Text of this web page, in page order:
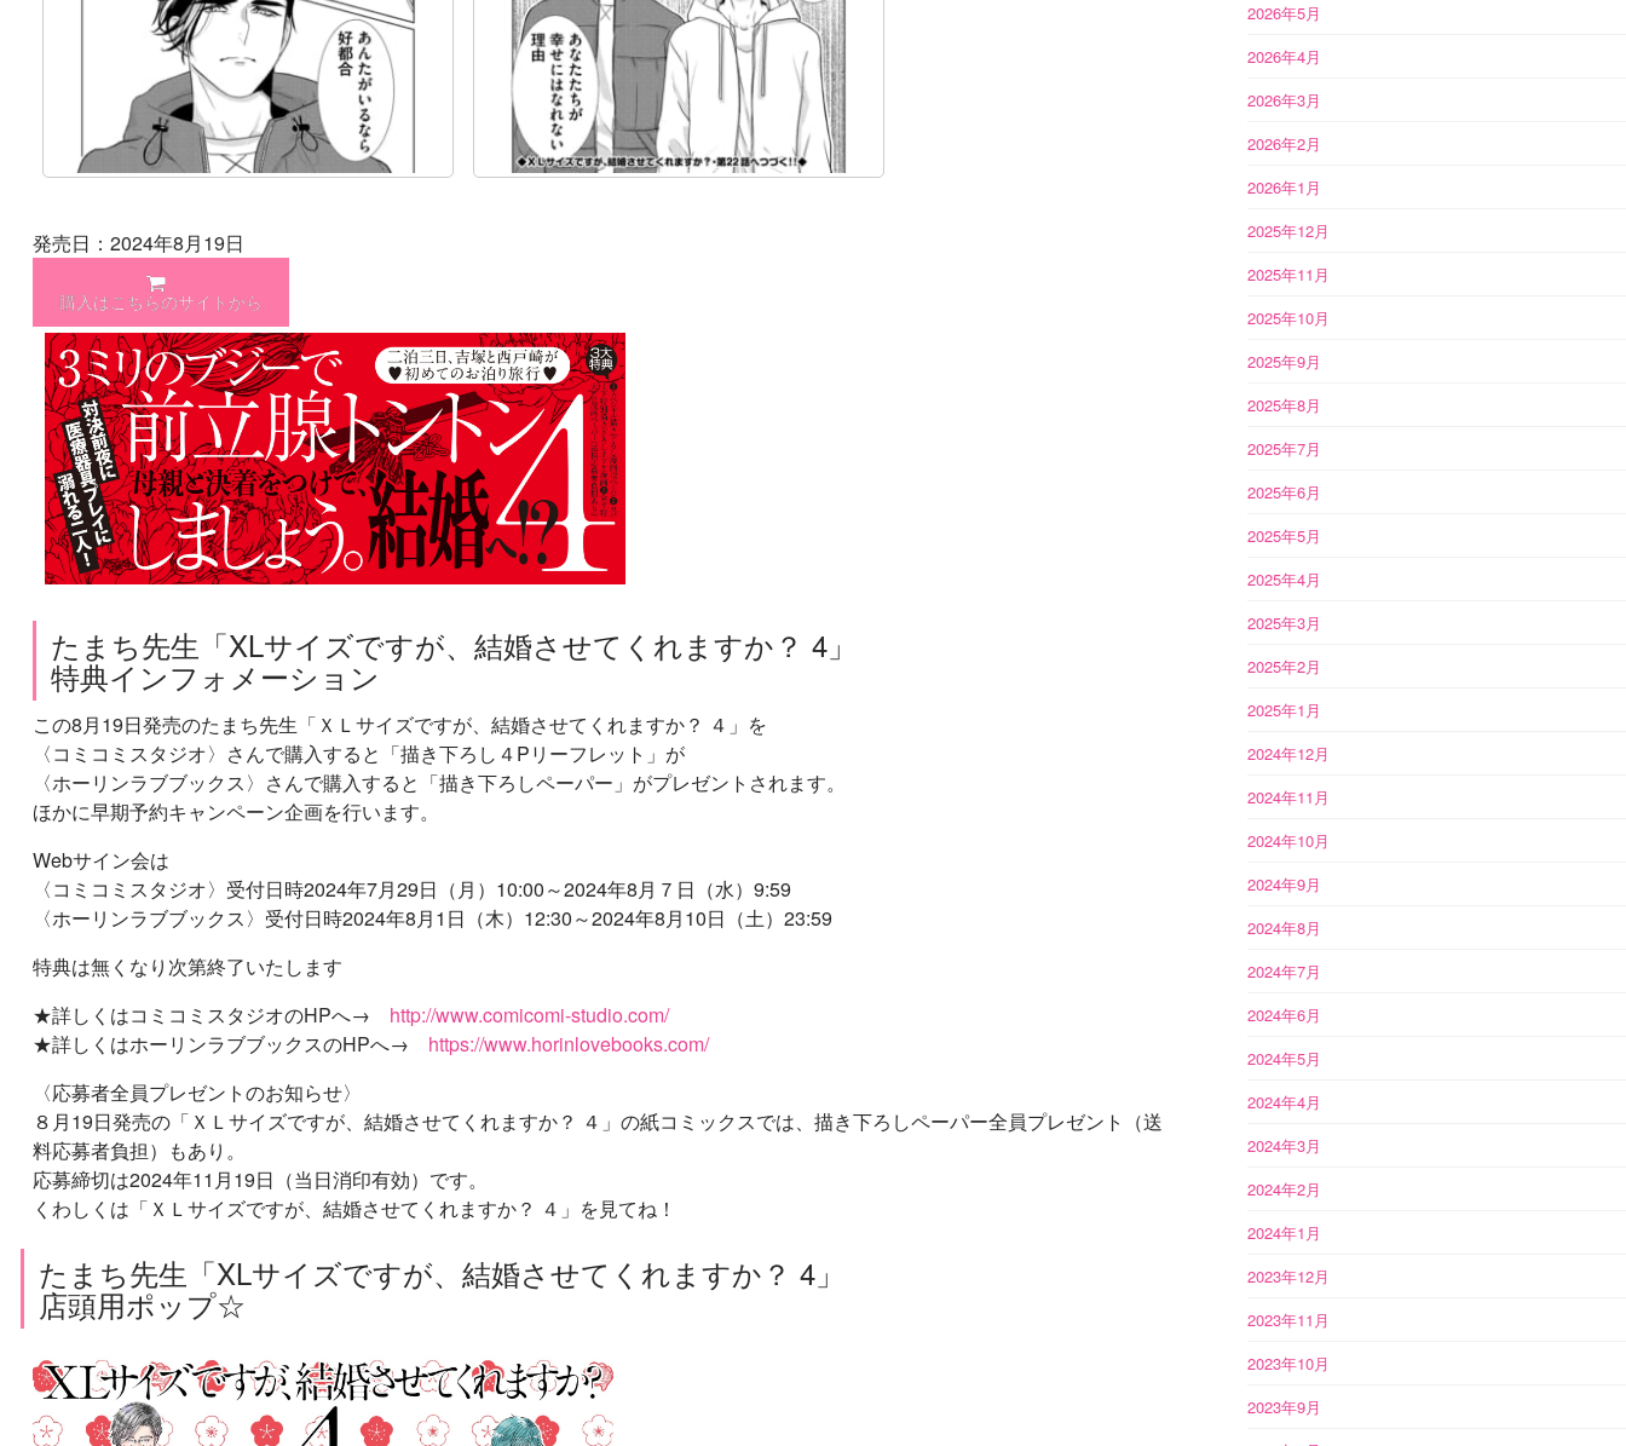
発売日：2024年8月19日
購入はこちらのサイトから
たまち先生「XLサイズですが、結婚させてくれますか？ 4」
特典インフォメーション
この8月19日発売のたまち先生「ＸＬサイズですが、結婚させてくれますか？ ４」を
〈コミコミスタジオ〉さんで購入すると「描き下ろし４Pリーフレット」が
〈ホーリンラブブックス〉さんで購入すると「描き下ろしペーパー」がプレゼントされます。
ほかに早期予約キャンペーン企画を行います。
Webサイン会は
〈コミコミスタジオ〉受付日時2024年7月29日（月）10:00～2024年8月７日（水）9:59
〈ホーリンラブブックス〉受付日時2024年8月1日（木）12:30～2024年8月10日（土）23:59
特典は無くなり次第終了いたします
★詳しくはコミコミスタジオのHPへ→ http://www.comicomi-studio.com/
★詳しくはホーリンラブブックスのHPへ→ https://www.horinlovebooks.com/
〈応募者全員プレゼントのお知らせ〉
８月19日発売の「ＸＬサイズですが、結婚させてくれますか？ ４」の紙コミックスでは、描き下ろしペーパー全員プレゼント（送
料応募者負担）もあり。
応募締切は2024年11月19日（当日消印有効）です。
くわしくは「ＸＬサイズですが、結婚させてくれますか？ ４」を見てね！
たまち先生「XLサイズですが、結婚させてくれますか？ 4」
店頭用ポップ☆
2026年5月
2026年4月
2026年3月
2026年2月
2026年1月
2025年12月
2025年11月
2025年10月
2025年9月
2025年8月
2025年7月
2025年6月
2025年5月
2025年4月
2025年3月
2025年2月
2025年1月
2024年12月
2024年11月
2024年10月
2024年9月
2024年8月
2024年7月
2024年6月
2024年5月
2024年4月
2024年3月
2024年2月
2024年1月
2023年12月
2023年11月
2023年10月
2023年9月